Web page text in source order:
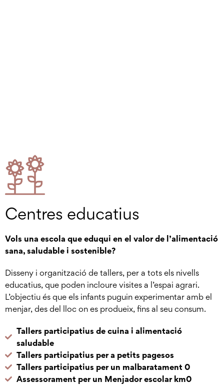
Centres educatius
Vols una escola que eduqui en el valor de l’alimentació
sana, saludable i sostenible?
Disseny i organització de tallers, per a tots els nivells
educatius, que poden incloure visites a l’espai agrari.
L’objectiu és que els infants puguin experimentar amb el
menjar, des del lloc on es produeix, fins al seu consum.
Tallers participatius de cuina i alimentació
saludable
Tallers participatius per a petits pagesos
Tallers participatius per un malbaratament 0
Assessorament per un Menjador escolar km0